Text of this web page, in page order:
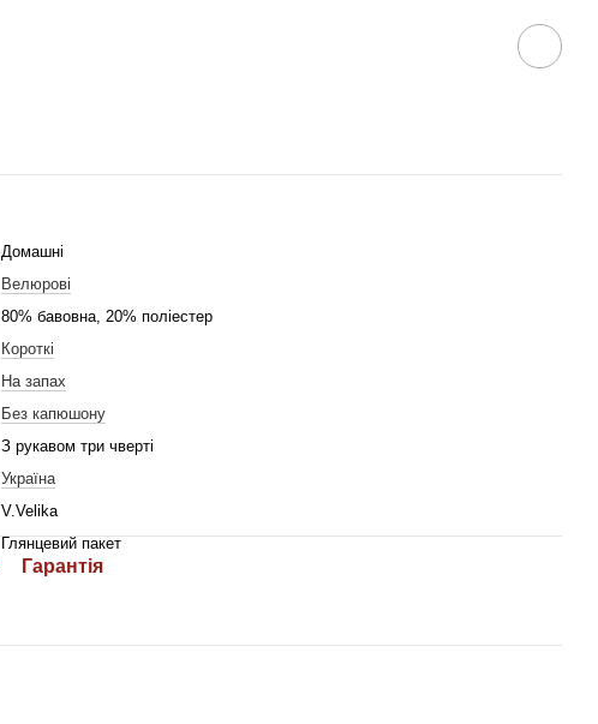
Домашні
Велюрові
80% бавовна, 20% поліестер
Короткі
На запах
Без капюшону
З рукавом три чверті
Україна
V.Velika
Глянцевий пакет
Гарантія